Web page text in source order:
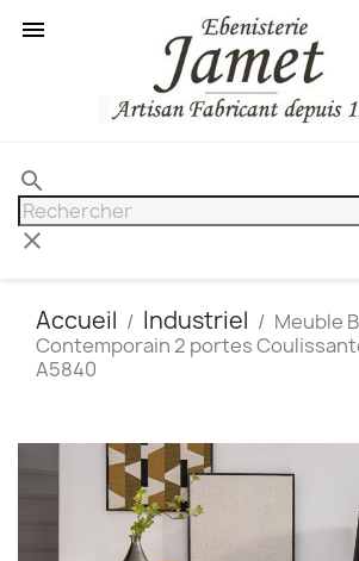

search
clear
Accueil Industriel
Meuble
Contemporain 2 portes
A5840